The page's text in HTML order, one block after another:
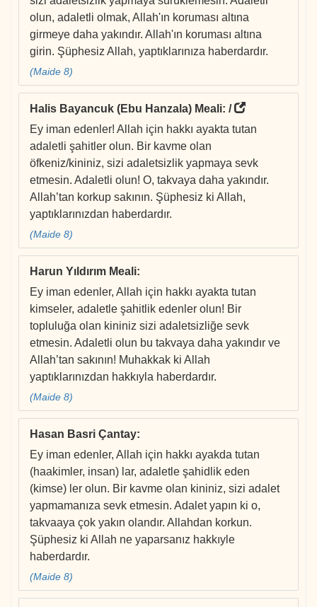
olun, adaletli olmak, Allah'ın koruması altına
girmeye daha yakındır. Allah'ın koruması altına
girin. Şüphesiz Allah, yaptıklarınıza haberdardır.
(Maide 8)
Halis Bayancuk (Ebu Hanzala) Meali: /
Ey iman edenler! Allah için hakkı ayakta tutan
adaletli şahitler olun. Bir kavme olan
öfkeniz/kininiz, sizi adaletsizlik yapmaya sevk
etmesin. Adaletli olun! O, takvaya daha yakındır.
Allah’tan korkup sakının. Şüphesiz ki Allah,
yaptıklarınızdan haberdardır.
(Maide 8)
Harun Yıldırım Meali:
Ey iman edenler, Allah için hakkı ayakta tutan
kimseler, adaletle şahitlik edenler olun! Bir
topluluğa olan kininiz sizi adaletsizliğe sevk
etmesin. Adaletli olun bu takvaya daha yakındır ve
Allah’tan sakının! Muhakkak ki Allah
yaptıklarınızdan hakkıyla haberdardır.
(Maide 8)
Hasan Basri Çantay:
Ey iman edenler, Allah için hakkı ayakda tutan
(haakimler, insan) lar, adaletle şahidlik eden
(kimse) ler olun. Bir kavme olan kininiz, sizi adalet
yapmamanıza sevk etmesin. Adalet yapın ki o,
takvaaya çok yakın olandır. Allahdan korkun.
Şüphesiz ki Allah ne yaparsanız hakkıyle
haberdardır.
(Maide 8)